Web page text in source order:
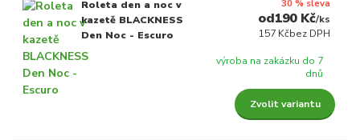
Roleta den a noc v
kazetě BLACKNESS
Den Noc - Escuro
30 % sleva
190 Kč/ks
157 Kčbez DPH
výroba na zakázku do 7
dnů
Zvolit variantu